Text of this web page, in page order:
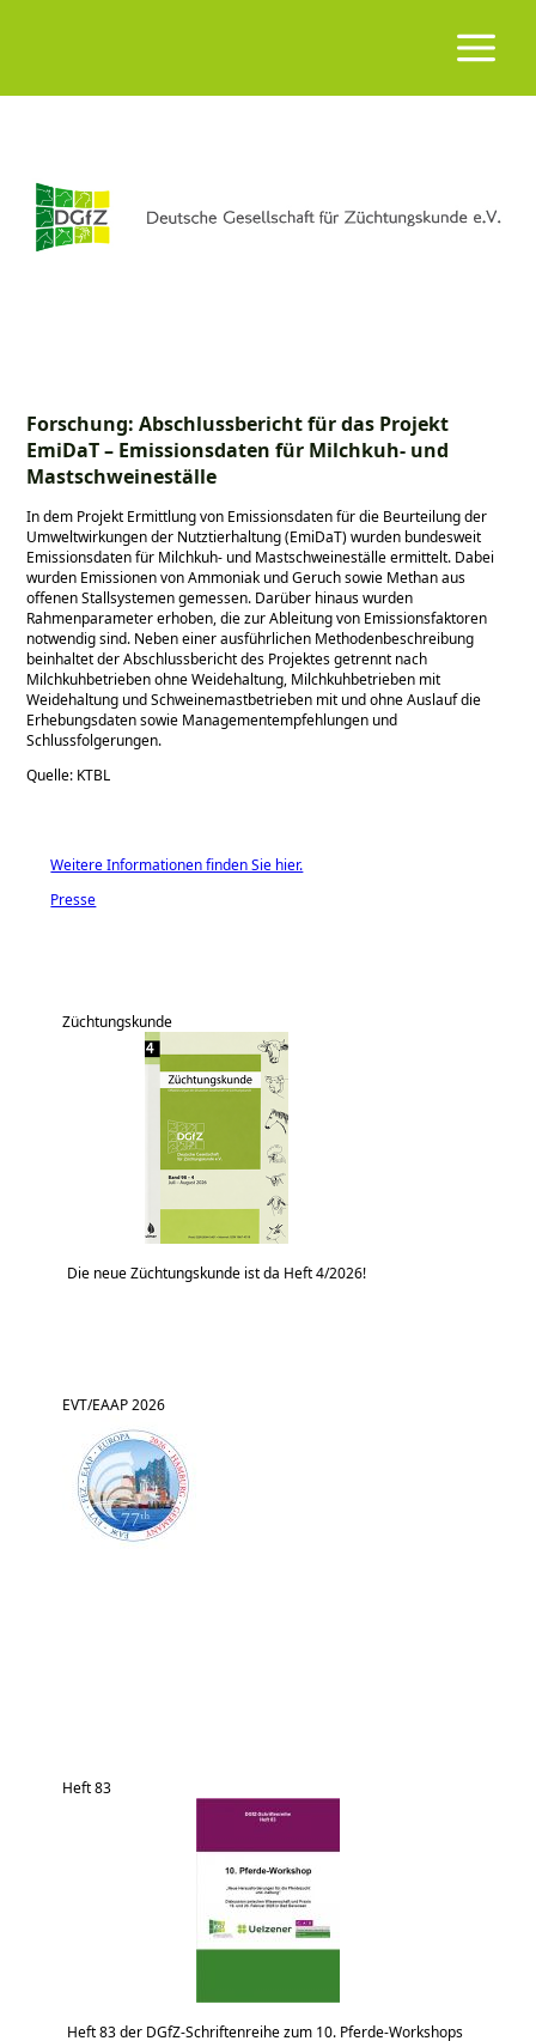
Forschung: Abschlussbericht für das Projekt
EmiDaT – Emissionsdaten für Milchkuh- und
Mastschweineställe
In dem Projekt Ermittlung von Emissionsdaten für die Beurteilung der
Umweltwirkungen der Nutztierhaltung (EmiDaT) wurden bundesweit
Emissionsdaten für Milchkuh- und Mastschweineställe ermittelt. Dabei
wurden Emissionen von Ammoniak und Geruch sowie Methan aus
offenen Stallsystemen gemessen. Darüber hinaus wurden
Rahmenparameter erhoben, die zur Ableitung von Emissionsfaktoren
notwendig sind. Neben einer ausführlichen Methodenbeschreibung
beinhaltet der Abschlussbericht des Projektes getrennt nach
Milchkuhbetrieben ohne Weidehaltung, Milchkuhbetrieben mit
Weidehaltung und Schweinemastbetrieben mit und ohne Auslauf die
Erhebungsdaten sowie Managementempfehlungen und
Schlussfolgerungen.
Quelle: KTBL
Weitere Informationen finden Sie hier.
Presse
Züchtungskunde
Die neue Züchtungskunde ist da Heft 4/2026!
EVT/EAAP 2026
Heft 83
Heft 83 der DGfZ-Schriftenreihe zum 10. Pferde-Workshops